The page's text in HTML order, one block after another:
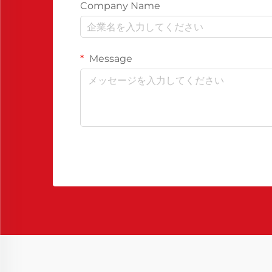
Company Name
Message